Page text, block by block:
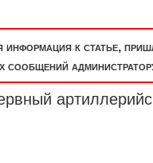
к статье,